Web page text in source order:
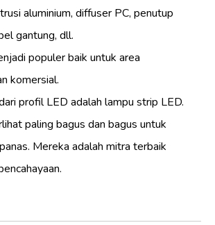
aluminium, diffuser PC, penutup
gantung, dll.
populer baik untuk area
komersial.
profil LED adalah lampu strip LED.
paling bagus dan bagus untuk
Mereka adalah mitra terbaik